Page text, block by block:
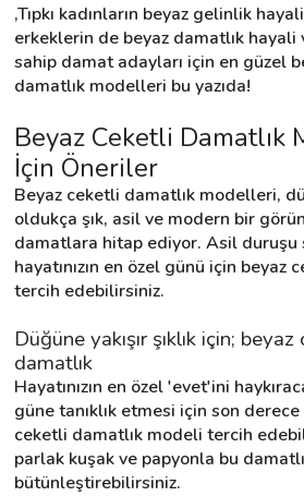
🎈 Biz Kimiz?
🧐 Nasıl Çalışır?
🌟 Müşteri Değerlendirmeleri
Destek
İletişim
Blog
,Tıpkı kadınların beyaz gelinlik
erkeklerin de beyaz damatlık hayali
sahip damat adayları için en güzel
damatlık modelleri bu yazıda!
Beyaz Ceketli Damatlık
İçin Öneriler
Beyaz ceketli damatlık modelleri,
oldukça şık, asil ve modern bir
damatlara hitap ediyor. Asil duruşu
hayatınızın en özel günü için beyaz
tercih edebilirsiniz.
Düğüne yakışır şıklık için;
damatlık
Hayatınızın en özel 'evet'ini
güne tanıklık etmesi için son derece
ceketli damatlık modeli tercih
parlak kuşak ve papyonla bu
bütünleştirebilirsiniz.